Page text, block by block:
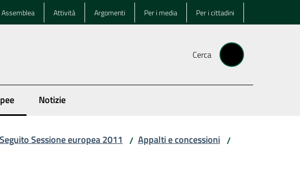
Assemblea Attività Argomenti Per i media Per i cittadini
Cerca
Notizie
Seguito Sessione europea 2011 / Appalti e concessioni /